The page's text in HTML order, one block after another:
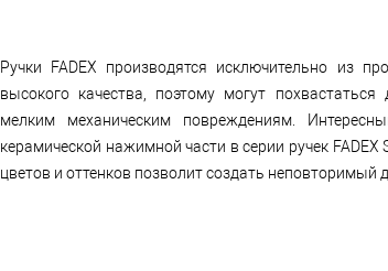
Ручки FADEX производятся исключительно из
высокого качества, поэтому могут
мелким механическим повреждениям.
керамической нажимной части в серии ручек
цветов и оттенков позволит создать неповторимый